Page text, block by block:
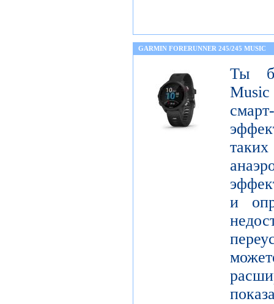
GARMIN FORERUNNER 245/245 MUSIC
Ты
Music
и